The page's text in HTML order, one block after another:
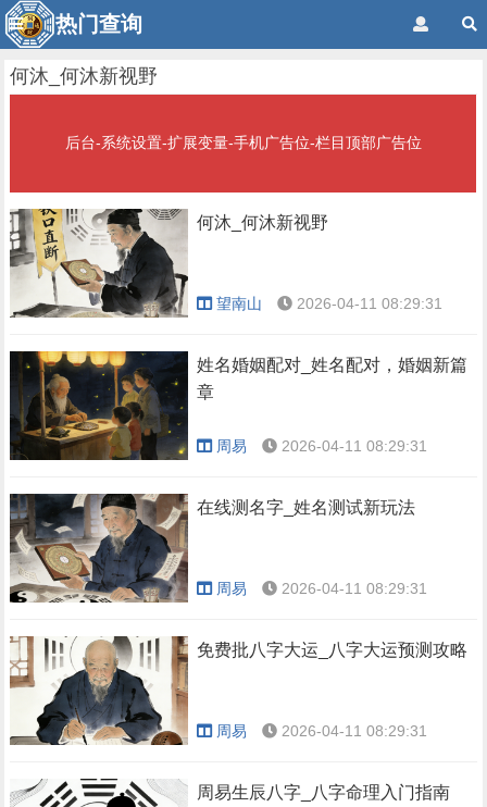
热门查询
何沐_何沐新视野
后台-系统设置-扩展变量-手机广告位-栏目顶部广告位
何沐_何沐新视野
望南山 2026-04-11 08:29:31
姓名婚姻配对_姓名配对，婚姻新篇
章
周易 2026-04-11 08:29:31
在线测名字_姓名测试新玩法
周易 2026-04-11 08:29:31
免费批八字大运_八字大运预测攻略
周易 2026-04-11 08:29:31
周易生辰八字_八字命理入门指南